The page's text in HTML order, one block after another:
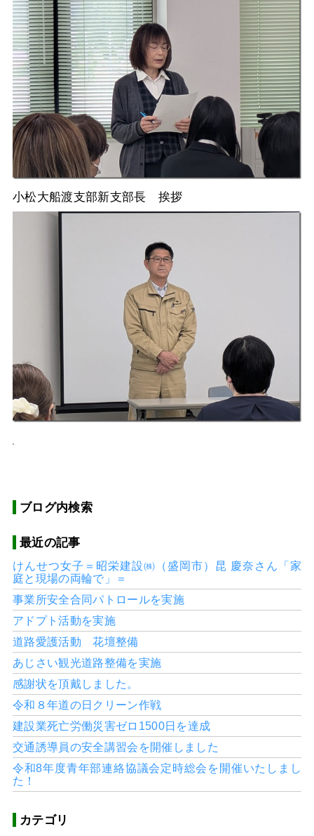
小松大船渡支部新支部長 挨拶
ブログ内検索
最近の記事
けんせつ女子＝昭栄建設㈱（盛岡市）昆 慶奈さん「家
庭と現場の両輪で」＝
事業所安全合同パトロールを実施
アドプト活動を実施
道路愛護活動 花壇整備
あじさい観光道路整備を実施
感謝状を頂戴しました。
令和８年道の日クリーン作戦
建設業死亡労働災害ゼロ1500日を達成
交通誘導員の安全講習会を開催しました
令和8年度青年部連絡協議会定時総会を開催いたしまし
た！
カテゴリ